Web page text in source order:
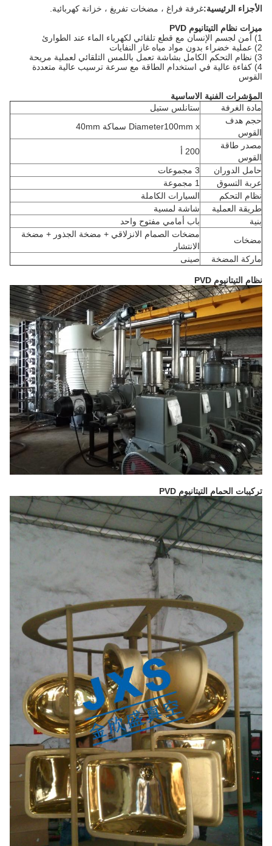
الأجزاء الرئيسية:غرفة فراغ ، مضخات تفريغ ، خزانة كهربائية.
ميزات نظام التيتانيوم PVD
4) كفاءة عالية في استخدام الطاقة مع سرعة ترسيب عالية متعددة
القوس
المؤشرات الفنية الاساسية
مادة الغرفة
ستانلس ستيل
حجم هدف
القوس
Diameter100mm x سماكة 40mm
مصدر طاقة
القوس
200 أ
حامل الدوران
عربة التسوق
نظام التحكم
السيارات الكاملة
طريقة العملية
شاشة لمسية
بنية
باب أمامي مفتوح واحد
مضخات
مضخات الصمام الانزلاقي + مضخة الجذور + مضخة
الانتشار
ماركة المضخة
صينى
نظام التيتانيوم PVD
تركيبات الحمام التيتانيوم PVD